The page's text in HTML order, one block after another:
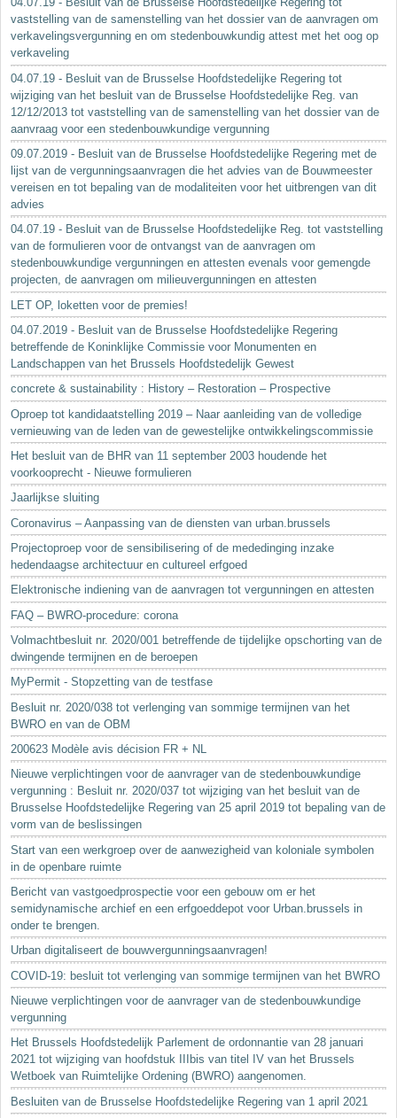
vaststelling van de samenstelling van het dossier van de aanvragen om
verkavelingsvergunning en om stedenbouwkundig attest met het oog op
verkaveling
04.07.19 - Besluit van de Brusselse Hoofdstedelijke Regering tot
wijziging van het besluit van de Brusselse Hoofdstedelijke Reg. van
12/12/2013 tot vaststelling van de samenstelling van het dossier van de
aanvraag voor een stedenbouwkundige vergunning
09.07.2019 - Besluit van de Brusselse Hoofdstedelijke Regering met de
lijst van de vergunningsaanvragen die het advies van de Bouwmeester
vereisen en tot bepaling van de modaliteiten voor het uitbrengen van dit
advies
04.07.19 - Besluit van de Brusselse Hoofdstedelijke Reg. tot vaststelling
van de formulieren voor de ontvangst van de aanvragen om
stedenbouwkundige vergunningen en attesten evenals voor gemengde
projecten, de aanvragen om milieuvergunningen en attesten
LET OP, loketten voor de premies!
04.07.2019 - Besluit van de Brusselse Hoofdstedelijke Regering
betreffende de Koninklijke Commissie voor Monumenten en
Landschappen van het Brussels Hoofdstedelijk Gewest
concrete & sustainability : History – Restoration – Prospective
Oproep tot kandidaatstelling 2019 – Naar aanleiding van de volledige
vernieuwing van de leden van de gewestelijke ontwikkelingscommissie
Het besluit van de BHR van 11 september 2003 houdende het
voorkooprecht - Nieuwe formulieren
Jaarlijkse sluiting
Coronavirus – Aanpassing van de diensten van urban.brussels
Projectoproep voor de sensibilisering of de mededinging inzake
hedendaagse architectuur en cultureel erfgoed
Elektronische indiening van de aanvragen tot vergunningen en attesten
FAQ – BWRO-procedure: corona
Volmachtbesluit nr. 2020/001 betreffende de tijdelijke opschorting van de
dwingende termijnen en de beroepen
MyPermit - Stopzetting van de testfase
Besluit nr. 2020/038 tot verlenging van sommige termijnen van het
BWRO en van de OBM
200623 Modèle avis décision FR + NL
Nieuwe verplichtingen voor de aanvrager van de stedenbouwkundige
vergunning : Besluit nr. 2020/037 tot wijziging van het besluit van de
Brusselse Hoofdstedelijke Regering van 25 april 2019 tot bepaling van de
vorm van de beslissingen
Start van een werkgroep over de aanwezigheid van koloniale symbolen
in de openbare ruimte
Bericht van vastgoedprospectie voor een gebouw om er het
semidynamische archief en een erfgoeddepot voor Urban.brussels in
onder te brengen.
Urban digitaliseert de bouwvergunningsaanvragen!
COVID-19: besluit tot verlenging van sommige termijnen van het BWRO
Nieuwe verplichtingen voor de aanvrager van de stedenbouwkundige
vergunning
Het Brussels Hoofdstedelijk Parlement de ordonnantie van 28 januari
2021 tot wijziging van hoofdstuk IIIbis van titel IV van het Brussels
Wetboek van Ruimtelijke Ordening (BWRO) aangenomen.
Besluiten van de Brusselse Hoofdstedelijke Regering van 1 april 2021